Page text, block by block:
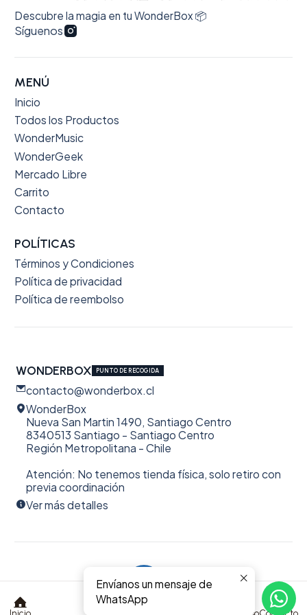
Inicio
0
AccesoContacto
Descubre la magia en tu WonderBox 📦
Síguenos
MENÚ
Inicio
Todos los Productos
WonderMusic
WonderGeek
Mercado Libre
Carrito
Contacto
POLÍTICAS
Términos y Condiciones
Política de privacidad
Política de reembolso
WONDERBOX PUNTO DE RECOGIDA
contacto@wonderbox.cl
WonderBox
Nueva San Martin 1490, Santiago Centro
8340513 Santiago - Santiago Centro
Región Metropolitana - Chile
Atención: No tenemos tienda física, solo retiro con
previa coordinación
Ver más detalles
2026 WonderBox.
Todos los derechos reservados
Envíanos un mensaje de
WhatsApp